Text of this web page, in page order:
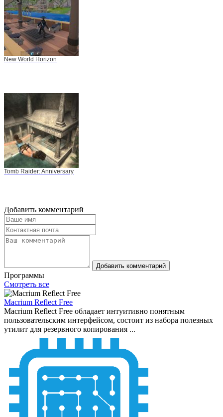
New World Horizon
Tomb Raider: Anniversary
Добавить комментарий
Добавить комментарий
Программы
Смотреть все
Macrium Reflect Free
Macrium Reflect Free обладает интуитивно понятным
пользовательским интерфейсом, состоит из набора полезных
утилит для резервного копирования ...